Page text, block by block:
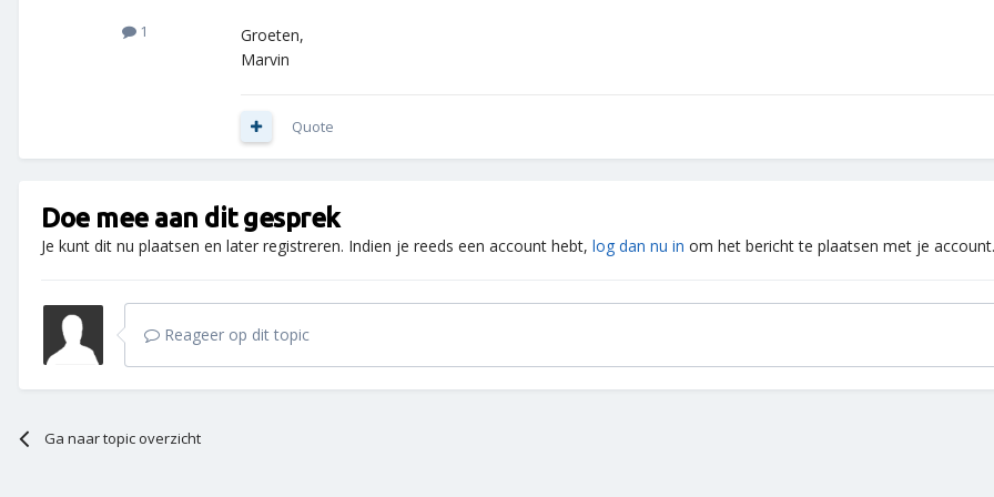
1
Groeten,
Marvin
Quote
Doe mee aan dit gesprek
Je kunt dit nu plaatsen en later registreren. Indien je reeds een account hebt, log dan nu in om het bericht te plaatsen met je account.
Reageer op dit topic
Ga naar topic overzicht